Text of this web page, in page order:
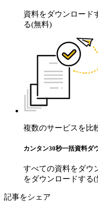
資料をダウンロード
る(無料)
複数のサービスを比
カンタン30秒一括資料ダ
すべての資料をダウ
をダウンロードする(
記事をシェア